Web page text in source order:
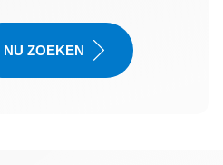
NU ZOEKEN